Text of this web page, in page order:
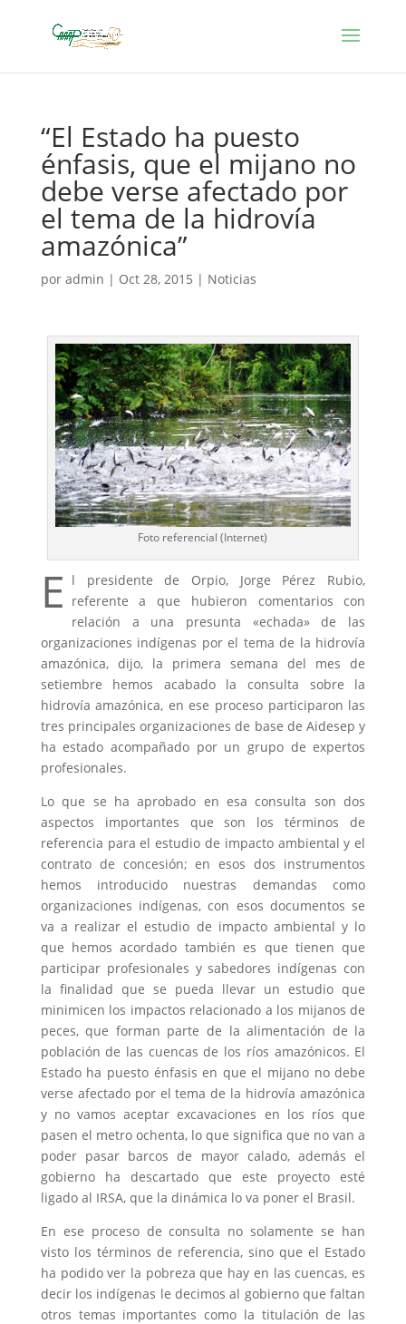
“El Estado ha puesto
énfasis, que el mijano no
debe verse afectado por
el tema de la hidrovía
amazónica”
por admin | Oct 28, 2015 | Noticias
Foto referencial (Internet)
E l presidente de Orpio, Jorge Pérez Rubio,
referente a que hubieron comentarios con
relación a una presunta «echada» de las
organizaciones indígenas por el tema de la hidrovía
amazónica, dijo, la primera semana del mes de
setiembre hemos acabado la consulta sobre la
hidrovía amazónica, en ese proceso participaron las
tres principales organizaciones de base de Aidesep y
ha estado acompañado por un grupo de expertos
profesionales.
Lo que se ha aprobado en esa consulta son dos
aspectos importantes que son los términos de
referencia para el estudio de impacto ambiental y el
contrato de concesión; en esos dos instrumentos
hemos introducido nuestras demandas como
organizaciones indígenas, con esos documentos se
va a realizar el estudio de impacto ambiental y lo
que hemos acordado también es que tienen que
participar profesionales y sabedores indígenas con
la finalidad que se pueda llevar un estudio que
minimicen los impactos relacionado a los mijanos de
peces, que forman parte de la alimentación de la
población de las cuencas de los ríos amazónicos. El
Estado ha puesto énfasis en que el mijano no debe
verse afectado por el tema de la hidrovía amazónica
y no vamos aceptar excavaciones en los ríos que
pasen el metro ochenta, lo que significa que no van a
poder pasar barcos de mayor calado, además el
gobierno ha descartado que este proyecto esté
ligado al IRSA, que la dinámica lo va poner el Brasil.
En ese proceso de consulta no solamente se han
visto los términos de referencia, sino que el Estado
ha podido ver la pobreza que hay en las cuencas, es
decir los indígenas le decimos al gobierno que faltan
otros temas importantes como la titulación de las